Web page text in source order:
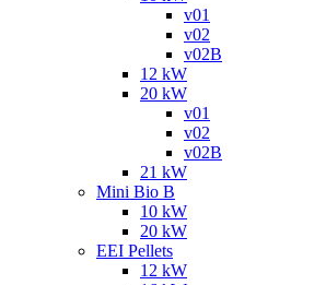
v01
v02
v02B
12 kW
20 kW
v01
v02
v02B
21 kW
Mini Bio B
10 kW
20 kW
EEI Pellets
12 kW